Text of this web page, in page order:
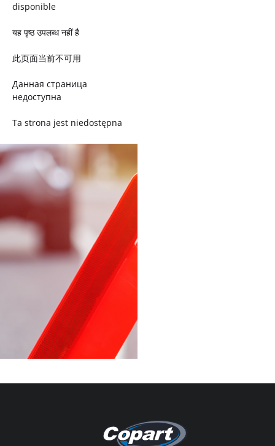
disponible
यह पृष्ठ उपलब्ध नहीं है
此页面当前不可用
Данная страница
недоступна
Ta strona jest niedostępna
Trang này không có
Esta página não está
disponível
このページは現在利用できま
せん
Pagina non disponibile
هذه الصفحة غير متوفرة